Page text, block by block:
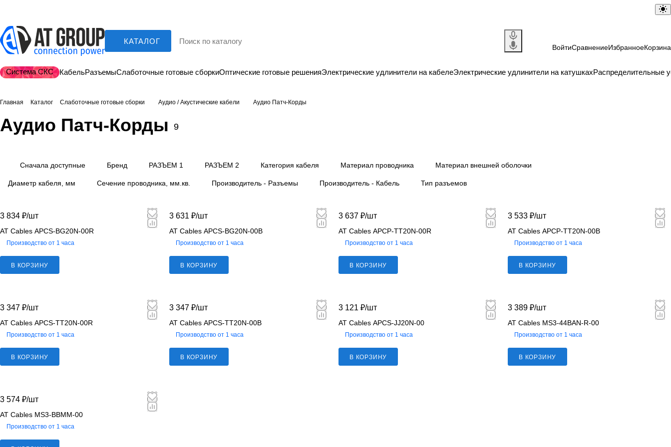
КАТАЛОГ
ВойтиСравнениеИзбранноеКорзина
Система СКС КабельРазъемыСлаботочные готовые сборкиОптические готовые решенияЭлектрические удлинители на кабелеЭлектрические удлинители на катушкахРаспределительные
Главная Каталог Слаботочные готовые сборки Аудио / Акустические кабели Аудио Патч-Корды
Аудио Патч-Корды 9
Сначала доступные Бренд РАЗЪЕМ 1 РАЗЪЕМ 2 Категория кабеля Материал проводника Материал внешней оболочки
Диаметр кабеля, мм Сечение проводника, мм.кв. Производитель - Разъемы Производитель - Кабель Тип разъемов
3 834 ₽/шт
AT Cables APCS-BG20N-00R
Производство от 1 часа
В КОРЗИНУ
3 631 ₽/шт
AT Cables APCS-BG20N-00B
Производство от 1 часа
В КОРЗИНУ
3 637 ₽/шт
AT Cables APCP-TT20N-00R
Производство от 1 часа
В КОРЗИНУ
3 533 ₽/шт
AT Cables APCP-TT20N-00B
Производство от 1 часа
В КОРЗИНУ
3 347 ₽/шт
AT Cables APCS-TT20N-00R
Производство от 1 часа
В КОРЗИНУ
3 347 ₽/шт
AT Cables APCS-TT20N-00B
Производство от 1 часа
В КОРЗИНУ
3 121 ₽/шт
AT Cables APCS-JJ20N-00
Производство от 1 часа
В КОРЗИНУ
3 389 ₽/шт
AT Cables MS3-44BAN-R-00
Производство от 1 часа
В КОРЗИНУ
3 574 ₽/шт
AT Cables MS3-BBMM-00
Производство от 1 часа